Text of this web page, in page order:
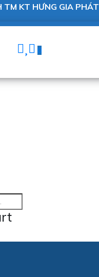
TM KT HƯNG GIA PHÁT
0